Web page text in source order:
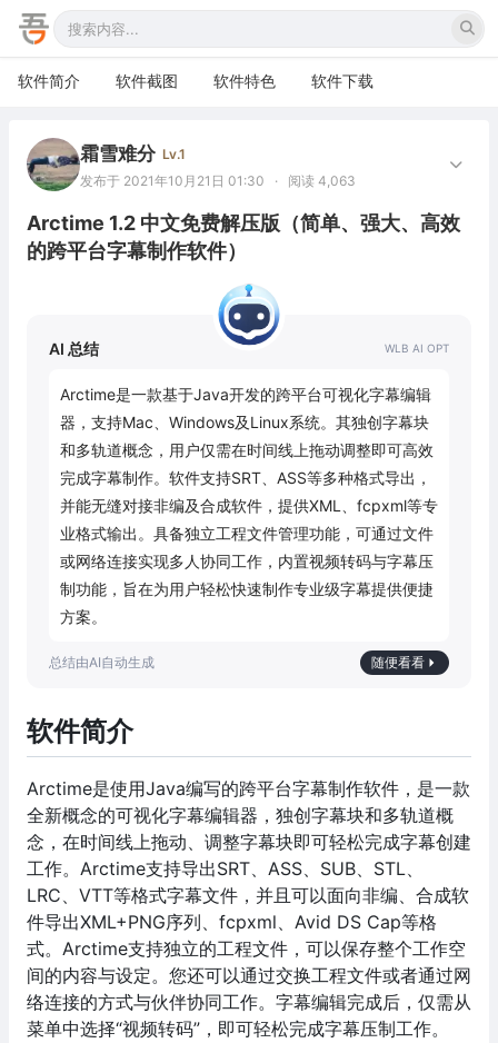
软件简介 软件截图 软件特色 软件下载
霜雪难分 Lv.1
发布于 2021年10月21日 01:30
· 阅读 4,063
Arctime 1.2 中文免费解压版（简单、强大、高效
的跨平台字幕制作软件）
AI 总结
Arctime是一款基于Java开发的跨平台可视化字幕编辑
器，支持Mac、Windows及Linux系统。其独创字幕块
和多轨道概念，用户仅需在时间线上拖动调整即可高效
完成字幕制作。软件支持SRT、ASS等多种格式导出，
并能无缝对接非编及合成软件，提供XML、fcpxml等专
业格式输出。具备独立工程文件管理功能，可通过文件
或网络连接实现多人协同工作，内置视频转码与字幕压
制功能，旨在为用户轻松快速制作专业级字幕提供便捷
方案。
随便看看
软件简介
Arctime是使用Java编写的跨平台字幕制作软件，是一款
全新概念的可视化字幕编辑器，独创字幕块和多轨道概
念，在时间线上拖动、调整字幕块即可轻松完成字幕创建
工作。Arctime支持导出SRT、ASS、SUB、STL、
LRC、VTT等格式字幕文件，并且可以面向非编、合成软
件导出XML+PNG序列、fcpxml、Avid DS Cap等格
式。Arctime支持独立的工程文件，可以保存整个工作空
间的内容与设定。您还可以通过交换工程文件或者通过网
络连接的方式与伙伴协同工作。字幕编辑完成后，仅需从
菜单中选择“视频转码”，即可轻松完成字幕压制工作。